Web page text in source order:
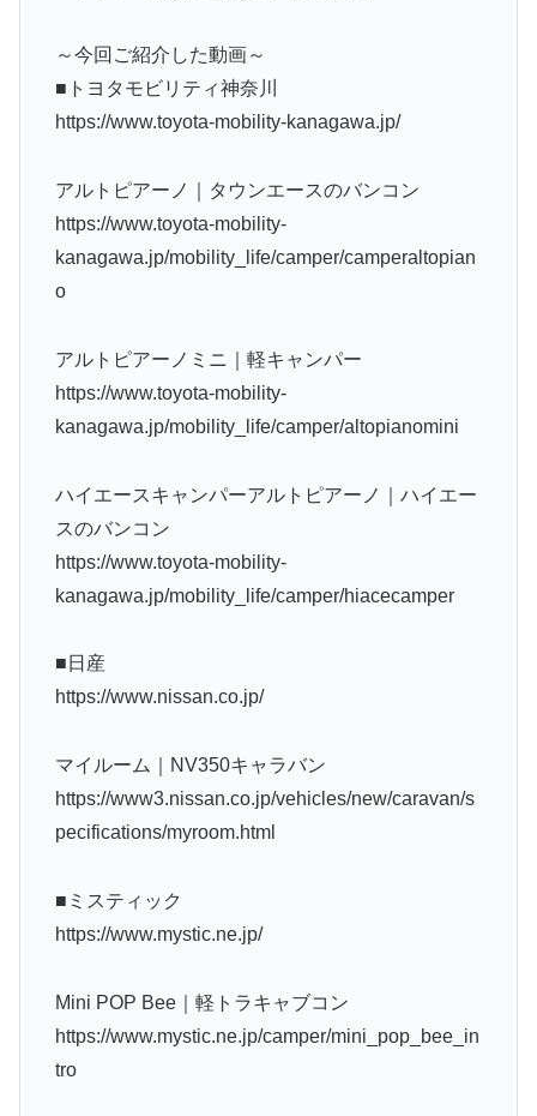
～今回ご紹介した動画～
■トヨタモビリティ神奈川
https://www.toyota-mobility-kanagawa.jp/
アルトピアーノ｜タウンエースのバンコン
https://www.toyota-mobility-
kanagawa.jp/mobility_life/camper/camperaltopian
o
アルトピアーノミニ｜軽キャンパー
https://www.toyota-mobility-
kanagawa.jp/mobility_life/camper/altopianomini
ハイエースキャンパーアルトピアーノ｜ハイエー
スのバンコン
https://www.toyota-mobility-
kanagawa.jp/mobility_life/camper/hiacecamper
■日産
https://www.nissan.co.jp/
マイルーム｜NV350キャラバン
https://www3.nissan.co.jp/vehicles/new/caravan/s
pecifications/myroom.html
■ミスティック
https://www.mystic.ne.jp/
Mini POP Bee｜軽トラキャブコン
https://www.mystic.ne.jp/camper/mini_pop_bee_in
tro